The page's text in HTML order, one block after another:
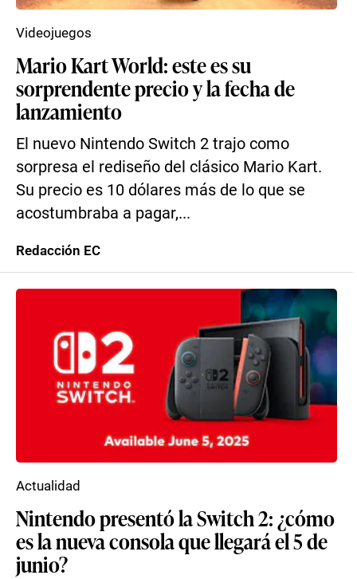
Mario Kart World: este es su
sorprendente precio y la fecha de
lanzamiento
El nuevo Nintendo Switch 2 trajo como
sorpresa el rediseño del clásico Mario Kart.
Su precio es 10 dólares más de lo que se
acostumbraba a pagar,...
Videojuegos
Redacción EC
Nintendo presentó la Switch 2: ¿cómo
es la nueva consola que llegará el 5 de
junio?
Actualidad